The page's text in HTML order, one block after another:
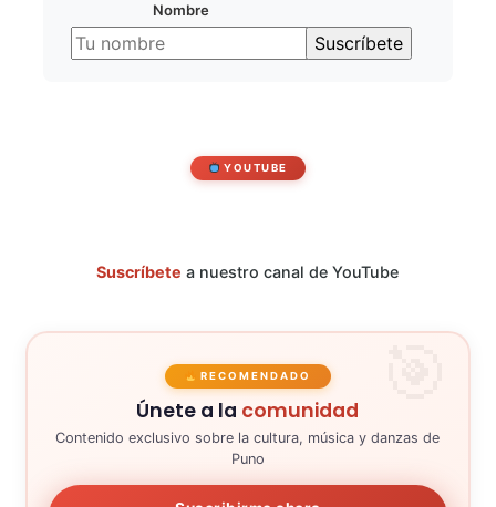
Nombre
YOUTUBE
Suscríbete a nuestro canal de YouTube
RECOMENDADO
Únete a la comunidad
Contenido exclusivo sobre la cultura, música y danzas de
Puno